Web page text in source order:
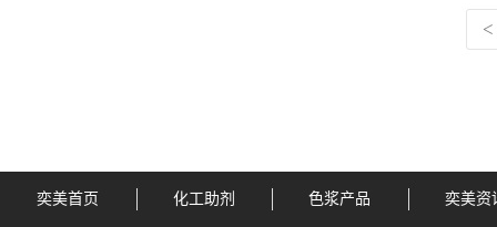
<
奕美首页 化工助剂 色浆产品 奕美资